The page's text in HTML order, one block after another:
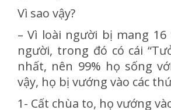
Vì sao vậy?
– Vì loài người bị mang
người, trong đó có cái
nhất, nên 99% họ sống
vậy, họ bị vướng vào các
1- Cất chùa to, họ vướng